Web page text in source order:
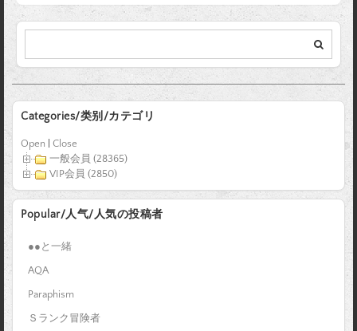
Categories/类别/カテゴリ
Open
Close
一般会員 (28365)
VIP会員 (2850)
Popular/人气/人気の投稿者
●●と一緒
AQA
Paraphism
Ｓランク冒険者